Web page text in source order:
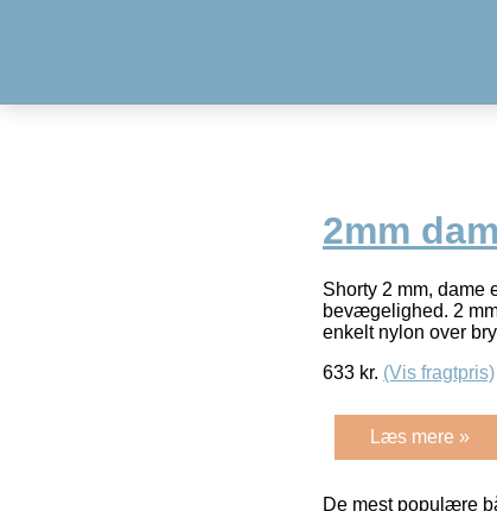
2mm
Shorty 2 mm, dame
bevægelighed. 2
enkelt nylon over
633 kr. (Vis fragtpris)
Læs mere »
De mest populære